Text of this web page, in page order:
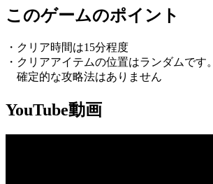
このゲームのポイント
・クリア時間は15分程度
・クリアアイテムの位置はランダムです。
確定的な攻略法はありません
YouTube動画